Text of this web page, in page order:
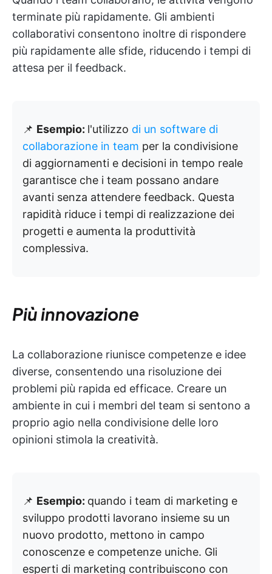
terminate più rapidamente. Gli ambienti
collaborativi consentono inoltre di rispondere
più rapidamente alle sfide, riducendo i tempi di
attesa per il feedback.
📌 Esempio: l'utilizzo di un software di
collaborazione in team per la condivisione
di aggiornamenti e decisioni in tempo reale
garantisce che i team possano andare
avanti senza attendere feedback. Questa
rapidità riduce i tempi di realizzazione dei
progetti e aumenta la produttività
complessiva.
Più innovazione
La collaborazione riunisce competenze e idee
diverse, consentendo una risoluzione dei
problemi più rapida ed efficace. Creare un
ambiente in cui i membri del team si sentono a
proprio agio nella condivisione delle loro
opinioni stimola la creatività.
📌 Esempio: quando i team di marketing e
sviluppo prodotti lavorano insieme su un
nuovo prodotto, mettono in campo
conoscenze e competenze uniche. Gli
esperti di marketing contribuiscono con